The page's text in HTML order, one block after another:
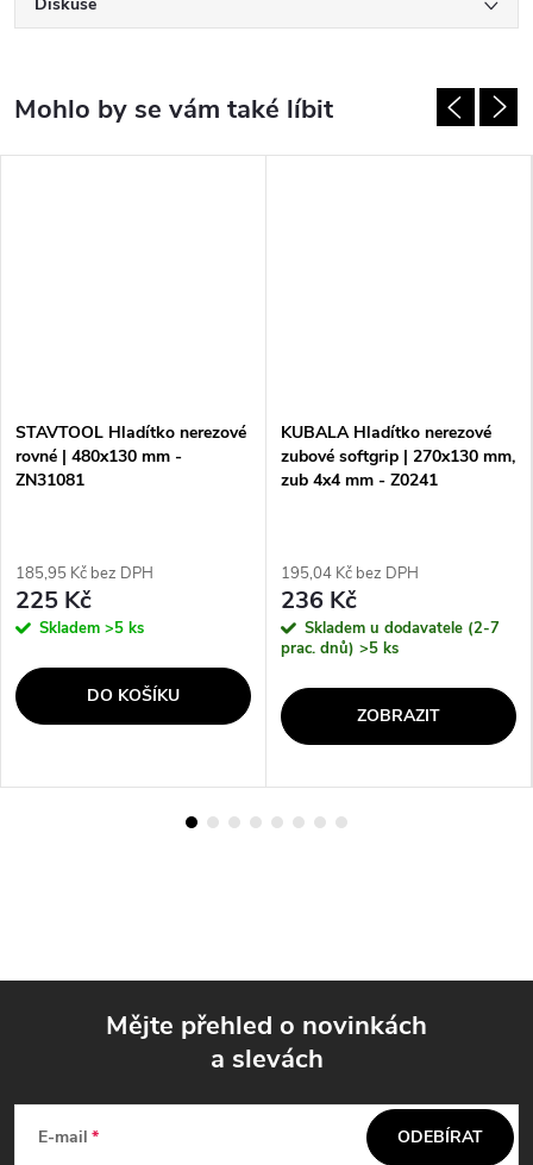
STAVTOOL Hladítko nerezové
rovné | 480x130 mm -
ZN31081
185,95 Kč bez DPH
225 Kč
Skladem >5 ks
DO KOŠÍKU
KUBALA Hladítko nerezové
zubové softgrip | 270x130 mm,
zub 4x4 mm - Z0241
195,04 Kč bez DPH
236 Kč
Skladem u dodavatele (2-7
prac. dnů) >5 ks
ZOBRAZIT
Mějte přehled o novinkách
a slevách
E-mail ODEBÍRAT